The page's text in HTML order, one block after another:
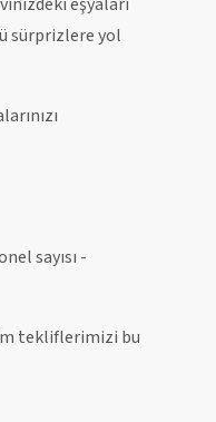
sürprizlere yol
sayısı -
tekliflerimizi bu